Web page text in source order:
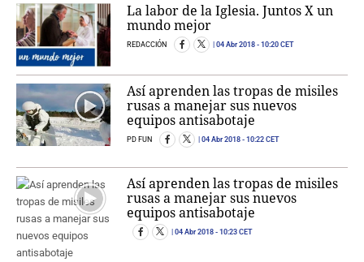
La labor de la Iglesia. Juntos X un
mundo mejor
REDACCIÓN 04 Abr 2018 - 10:20 CET
Así aprenden las tropas de misiles
rusas a manejar sus nuevos
equipos antisabotaje
PD FUN 04 Abr 2018 - 10:22 CET
Así aprenden las tropas de misiles
rusas a manejar sus nuevos
equipos antisabotaje
04 Abr 2018 - 10:23 CET